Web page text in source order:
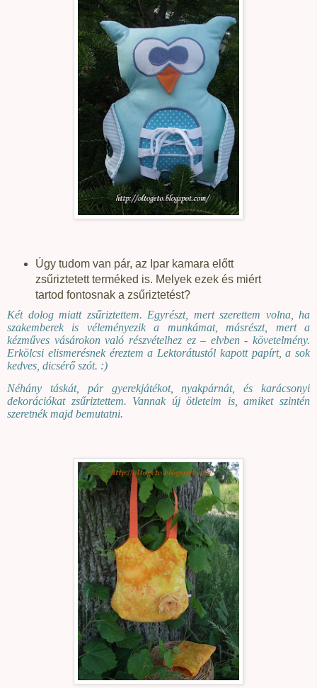
Úgy tudom van pár, az Ipar kamara előtt
zsűriztetett terméked is. Melyek ezek és miért
tartod fontosnak a zsűriztetést?
Két dolog miatt zsűriztettem. Egyrészt, mert szerettem volna, ha
szakemberek is véleményezik a munkámat, másrészt, mert a
kézműves vásárokon való részvételhez ez – elvben - követelmény.
Erkölcsi elismerésnek éreztem a Lektorátustól kapott papírt, a sok
kedves, dicsérő szót. :)
Néhány táskát, pár gyerekjátékot, nyakpárnát, és karácsonyi
dekorációkat zsűriztettem. Vannak új ötleteim is, amiket szintén
szeretnék majd bemutatni.